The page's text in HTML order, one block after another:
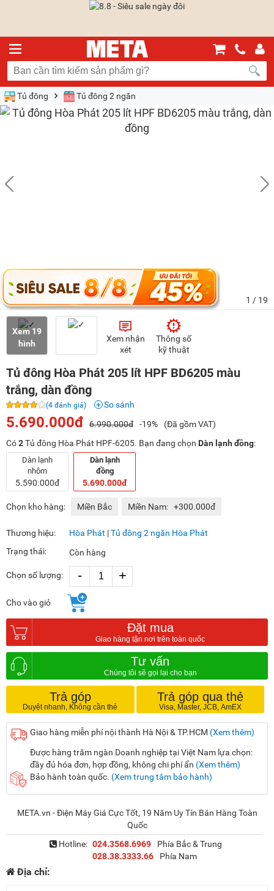
Tủ đông Tủ đông 2 ngăn
1 / 19
Xem 19
hình
Xem nhận
xét
Thông số
kỹ thuật
Tủ đông Hòa Phát 205 lít HPF BD6205 màu
trắng, dàn đồng
(4 đánh giá) So sánh
5.690.000đ 6.990.000đ -19%
(Đã gồm VAT)
Có2Tủ đông Hòa Phát HPF-6205. Bạn đang chọn Dàn lạnh đồng:
Dàn lạnh
nhôm
5.590.000đ
Dàn lạnh
đồng
5.690.000đ
Chọn kho hàng: Miền Bắc Miền Nam: +300.000đ
Thương hiệu: Hòa Phát |Tủ đông 2 ngăn Hòa Phát
Trạng thái:
Còn hàng
Chọn số lượng: - +
Cho vào giỏ
Đặt mua
Tư vấn
Trả góp Trả góp qua thẻ
Giao hàng miễn phí nội thành Hà Nội & TP.HCM (Xem thêm)
Được hàng trăm ngàn Doanh nghiệp tại Việt Nam lựa chọn:
đầy đủ hóa đơn, hợp đồng, không chi phí ẩn (Xem thêm)
Bảo hành toàn quốc. (Xem trung tâm bảo hành)
META.vn - Điện Máy Giá Cực Tốt, 19 Năm Uy Tín Bán Hàng Toàn
Quốc
Hotline: 024.3568.6969
Phía Bắc & Trung
028.38.3333.66
Phía Nam
Địa chỉ: